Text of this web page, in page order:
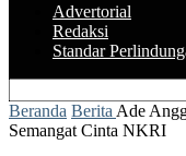
Advertorial
Redaksi
Standar
Beranda Berita Ade
Semangat Cinta NKRI